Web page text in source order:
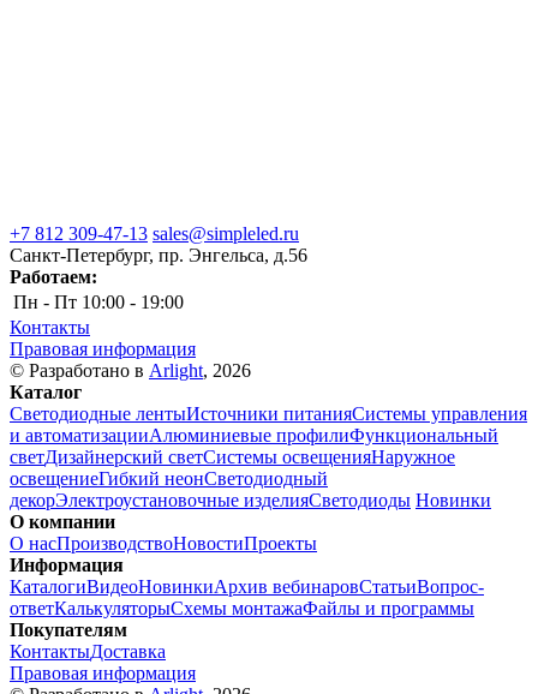
+7 812 309-47-13 sales@simpleled.ru
Санкт-Петербург, пр. Энгельса, д.56
Работаем:
Пн - Пт 10:00 - 19:00
Контакты
Правовая информация
© Разработано в Arlight, 2026
Каталог
Светодиодные лентыИсточники питанияСистемы управления
и автоматизацииАлюминиевые профилиФункциональный
светДизайнерский светСистемы освещенияНаружное
освещениеГибкий неонСветодиодный
декорЭлектроустановочные изделияСветодиоды Новинки
О компании
О насПроизводствоНовостиПроекты
Информация
КаталогиВидеоНовинкиАрхив вебинаровСтатьиВопрос-
ответКалькуляторыСхемы монтажаФайлы и программы
Покупателям
КонтактыДоставка
Правовая информация